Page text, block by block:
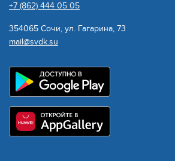
+7 (862) 444 05 05
354065 Сочи, ул. Гагарина, 73
mail@svdk.su